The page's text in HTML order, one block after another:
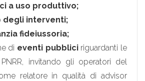
a uso produttivo;
degli interventi;
fideiussoria;
di eventi pubbliciriguardanti le
invitando gli operatori del
relatore in qualità di advisor